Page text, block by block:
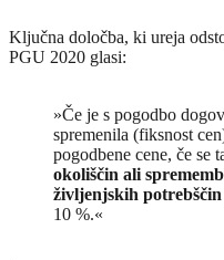
Ključna določba, ki ureja
PGU 2020 glasi:
»Če je s pogodbo
spremenila (fiksnost
pogodbene cene, če se
okoliščin ali
življenjskih potrebščin
10 %.«